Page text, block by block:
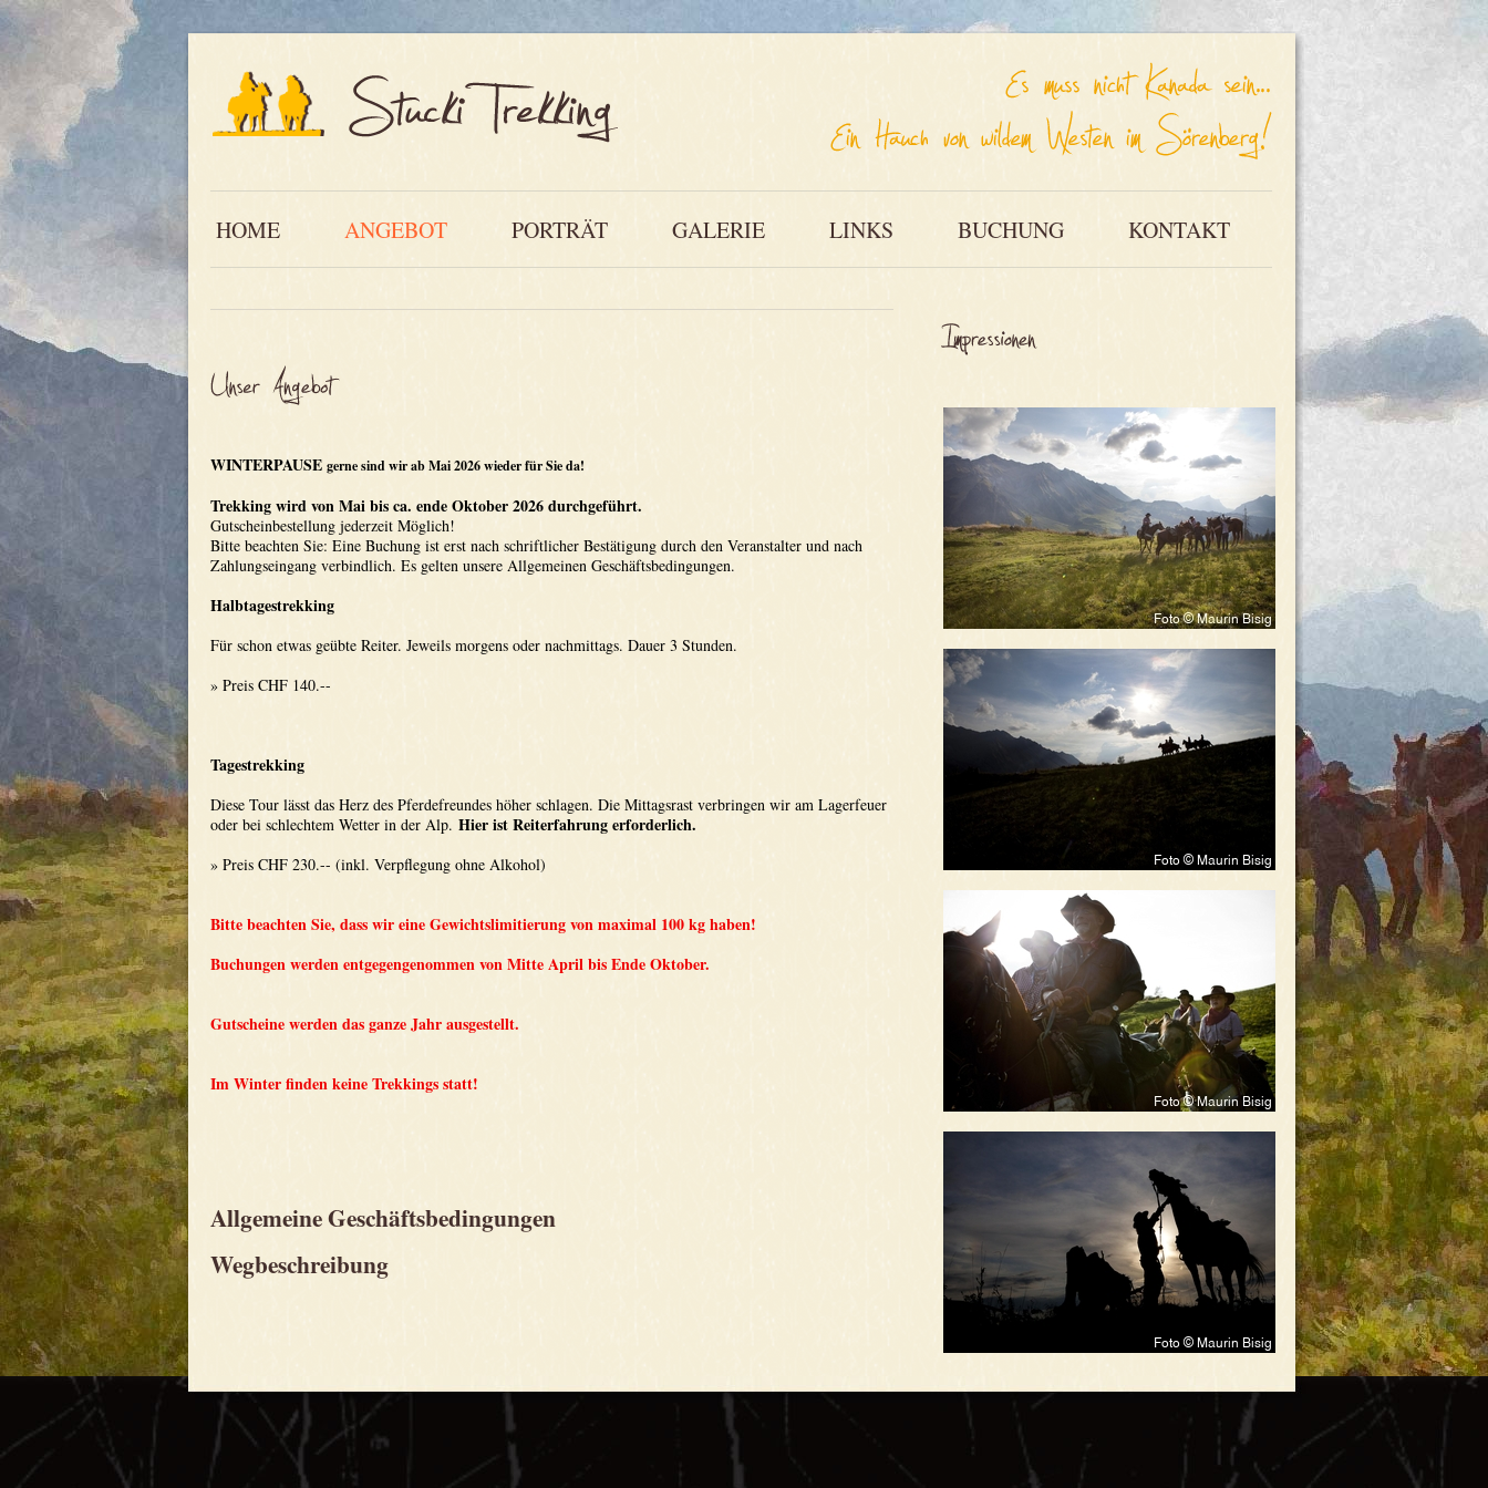
HOME ANGEBOT PORTRÄT GALERIE LINKS BUCHUNG KONTAKT
WINTERPAUSE gerne sind wir ab Mai 2026 wieder für Sie da!
Trekking wird von Mai bis ca. ende Oktober 2026 durchgeführt.
Gutscheinbestellung jederzeit Möglich!
Bitte beachten Sie: Eine Buchung ist erst nach schriftlicher Bestätigung durch den Veranstalter und nach
Zahlungseingang verbindlich. Es gelten unsere Allgemeinen Geschäftsbedingungen.
Halbtagestrekking
Für schon etwas geübte Reiter. Jeweils morgens oder nachmittags. Dauer 3 Stunden.
» Preis CHF 140.--
Tagestrekking
Diese Tour lässt das Herz des Pferdefreundes höher schlagen. Die Mittagsrast verbringen wir am Lagerfeuer
oder bei schlechtem Wetter in der Alp. Hier ist Reiterfahrung erforderlich.
» Preis CHF 230.-- (inkl. Verpflegung ohne Alkohol)
Bitte beachten Sie, dass wir eine Gewichtslimitierung von maximal 100 kg haben!
Buchungen werden entgegengenommen von Mitte April bis Ende Oktober.
Gutscheine werden das ganze Jahr ausgestellt.
Im Winter finden keine Trekkings statt!
Allgemeine Geschäftsbedingungen
Wegbeschreibung